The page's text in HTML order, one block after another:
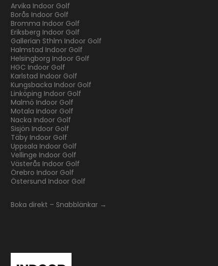
Arvika Indoor Golf
Borås Indoor Golf
Bromma Indoor Golf
Eriksberg Indoor Golf
Gallerian Sthlm Indoor Golf
Halmstad Indoor Golf
Helsingborg Indoor Golf
HGC Indoor Golf
Karlstad Indoor Golf
Kungsbacka Indoor Golf
Linköping Indoor Golf
Malmö Indoor Golf
Motala Indoor Golf
Nacka Indoor Golf
Sisjön Indoor Golf
Täby Indoor Golf
Uppsala Indoor Golf
Vellinge Indoor Golf
Västerås Indoor Golf
Örebro Indoor Golf
Östersund Indoor Golf
Boka direkt – Snabblänkar →